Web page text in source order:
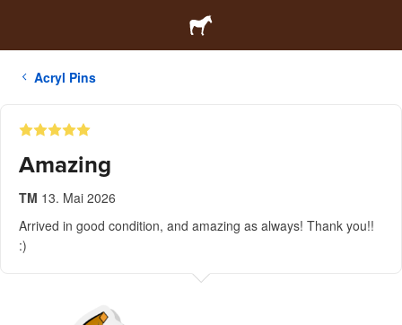
Acryl Pins
Amazing
TM 13. Mai 2026
Arrived in good condition, and amazing as always! Thank you!!
:)